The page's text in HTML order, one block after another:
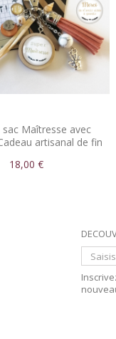
Maîtresse avec
artisanal de fin
18,00 €